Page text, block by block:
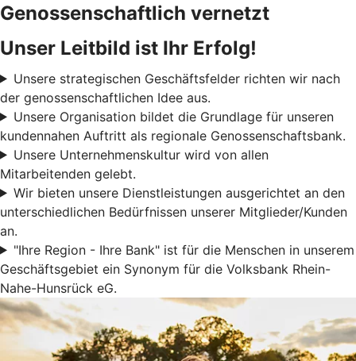
Genossenschaftlich vernetzt
Unser Leitbild ist Ihr Erfolg!
Unsere strategischen Geschäftsfelder richten wir nach
der genossenschaftlichen Idee aus.
Unsere Organisation bildet die Grundlage für unseren
kundennahen Auftritt als regionale Genossenschaftsbank.
Unsere Unternehmenskultur wird von allen
Mitarbeitenden gelebt.
Wir bieten unsere Dienstleistungen ausgerichtet an den
unterschiedlichen Bedürfnissen unserer Mitglieder/Kunden
an.
"Ihre Region - Ihre Bank" ist für die Menschen in unserem
Geschäftsgebiet ein Synonym für die Volksbank Rhein-
Nahe-Hunsrück eG.